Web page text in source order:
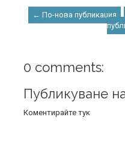
← По-нова публикация
0 comments:
Публикуване
Коментирайте тук